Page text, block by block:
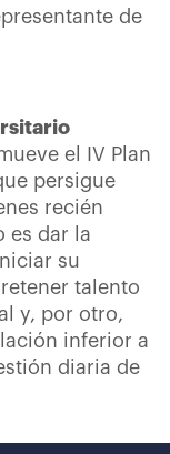
de
el IV Plan
persigue
recién
es dar la
su
talento
y, por otro,
inferior a
diaria de